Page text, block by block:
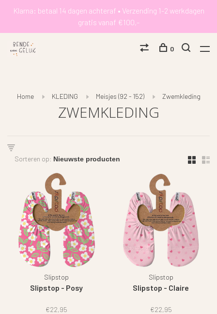
Klarna: betaal 14 dagen achteraf • Verzending 1-2 werkdagen
gratis vanaf €100,-
0
Home KLEDING Meisjes (92 - 152) Zwemkleding
ZWEMKLEDING
Sorteren op:
Slipstop
Slipstop - Posy
€22,95
Slipstop
Slipstop - Claire
€22,95